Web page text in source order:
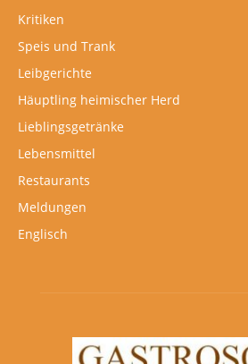
Kritiken
Speis und Trank
Leibgerichte
Häuptling heimischer Herd
Lieblingsgetränke
Lebensmittel
Restaurants
Meldungen
Englisch